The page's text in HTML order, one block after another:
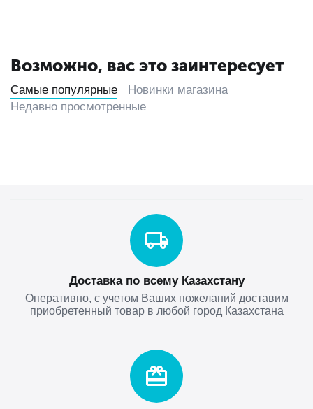
Возможно, вас это заинтересует
Самые популярные
Новинки магазина
Недавно просмотренные
Доставка по всему Казахстану
Оперативно, с учетом Ваших пожеланий доставим
приобретенный товар в любой город Казахстана